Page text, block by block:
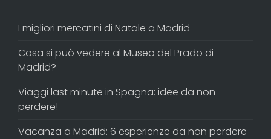
I migliori mercatini di Natale a Madrid
Cosa si può vedere al Museo del Prado di
Madrid?
Viaggi last minute in Spagna: idee da non
perdere!
Vacanza a Madrid: 6 esperienze da non perdere